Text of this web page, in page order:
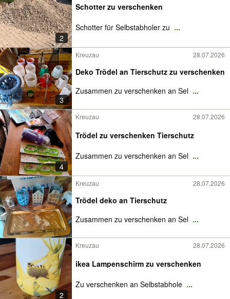
2
Schotter zu verschenken
Schotter für Selbstabholer zu ...
3
Kreuzau 28.07.2026
Deko Trödel an Tierschutz zu verschenken
Zusammen zu verschenken an Sel ...
4
Kreuzau 28.07.2026
Trödel zu verschenken Tierschutz
Zusammen zu verschenken an Sel ...
Kreuzau 28.07.2026
Trödel deko an Tierschutz
Zusammen zu verschenken an Sel ...
2
Kreuzau 28.07.2026
ikea Lampenschirm zu verschenken
Zu verschenken an Selbstabhole ...